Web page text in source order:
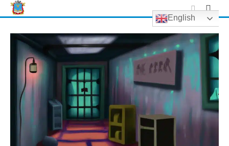
Skip
to
English